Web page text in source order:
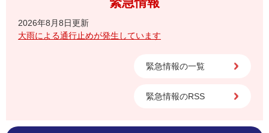
2026年8月8日更新
大雨による通行止めが発生しています
緊急情報の一覧
緊急情報のRSS